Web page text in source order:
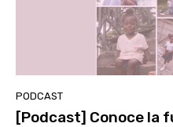
PODCAST
[Podcast] Conoce la